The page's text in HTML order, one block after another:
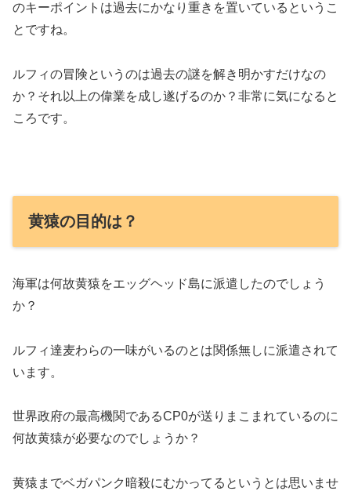
のキーポイントは過去にかなり重きを置いているというこ
とですね。
ルフィの冒険というのは過去の謎を解き明かすだけなの
か？それ以上の偉業を成し遂げるのか？非常に気になると
ころです。
黄猿の目的は？
海軍は何故黄猿をエッグヘッド島に派遣したのでしょう
か？
ルフィ達麦わらの一味がいるのとは関係無しに派遣されて
います。
世界政府の最高機関であるCP0が送りまこまれているのに
何故黄猿が必要なのでしょうか？
黄猿までベガパンク暗殺にむかってるというとは思いませ